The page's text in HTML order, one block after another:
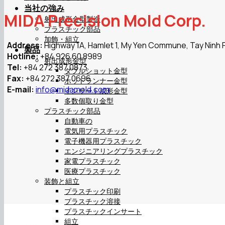
当社の強み
射出成形金型製造
プラスチック部品
加飾・組立
製品
射出成形金型
ダブルショット金型
ホットランナー金型
インサート成形金型
多数個取り金型
プラスチック部品
自動車の
電気用プラスチック
電子機器用プラスチック
エンジニアリングプラスチック
家電プラスチック
医療プラスチック
装飾と組立
プラスチック印刷
プラスチック溶接
プラスチックインサート
組立
MIDA Precision Mold Corp.
Address: Highway 1A, Hamlet 1, My Yen Commune, Tay
Hotline:+84 926 60 8989
Tel: +84 272 387 0873
Fax: +84 272 387 0696
E-mail: info@midamold.com